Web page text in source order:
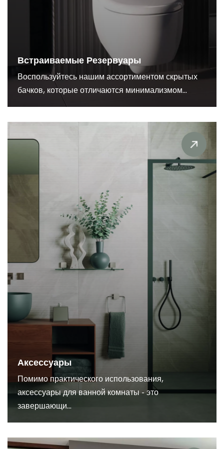
Встраиваемые Резервуары
Воспользуйтесь нашим ассортиментом скрытых
бачков, которые отличаются минимализмом...
Аксессуары
Помимо практического использования,
аксессуары для ванной комнаты - это
завершающи...